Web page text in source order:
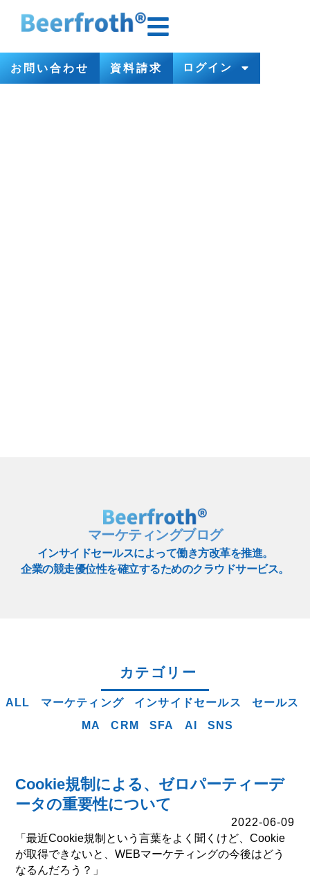
お問い合わせ 資料請求 ログイン
マーケティングブログ
インサイドセールスによって働き方改革を推進。
企業の競走優位性を確立するためのクラウドサービス。
カテゴリー
ALL マーケティング インサイドセールス
セールス
MA
CRM SFA AI SNS
Cookie規制による、ゼロパーティーデ
ータの重要性について
2022-06-09
「最近Cookie規制という言葉をよく聞くけど、Cookie
が取得できないと、WEBマーケティングの今後はどう
なるんだろう？」